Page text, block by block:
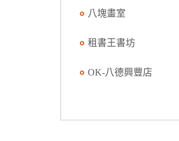
八塊畫室
租書王書坊
OK-八德興豐店